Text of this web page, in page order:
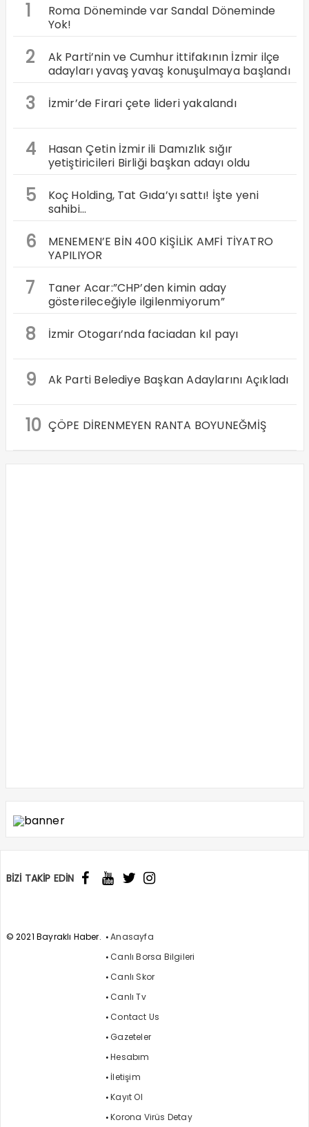
1
Roma Döneminde var Sandal Döneminde
Yok!
2
Ak Parti’nin ve Cumhur ittifakının İzmir ilçe
adayları yavaş yavaş konuşulmaya başlandı
3 İzmir’de Firari çete lideri yakalandı
4
Hasan Çetin İzmir ili Damızlık sığır
yetiştiricileri Birliği başkan adayı oldu
5
Koç Holding, Tat Gıda’yı sattı! İşte yeni
sahibi…
6
MENEMEN’E BİN 400 KİŞİLİK AMFİ TİYATRO
YAPILIYOR
7
Taner Acar:”CHP’den kimin aday
gösterileceğiyle ilgilenmiyorum”
8 İzmir Otogarı’nda faciadan kıl payı
9 Ak Parti Belediye Başkan Adaylarını Açıkladı
10 ÇÖPE DİRENMEYEN RANTA BOYUNEĞMİŞ
BİZİ TAKİP EDİN
© 2021 Bayraklı Haber.
Anasayfa
Canlı Borsa Bilgileri
Canlı Skor
Canlı Tv
Contact Us
Gazeteler
Hesabım
İletişim
Kayıt Ol
Korona Virüs Detay